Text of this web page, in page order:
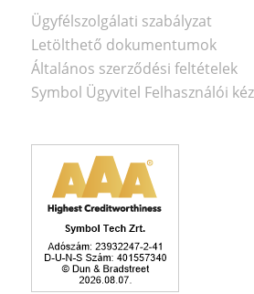
Ügyfélszolgálati szabályzat
Letölthető dokumentumok
Általános szerződési feltételek
Symbol Ügyvitel Felhasználói